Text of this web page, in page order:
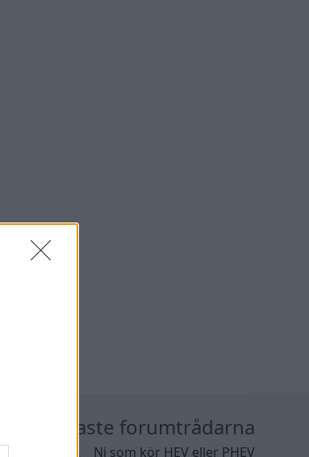
Nyaste forumtrådarna
Ni som kör HEV eller PHEV